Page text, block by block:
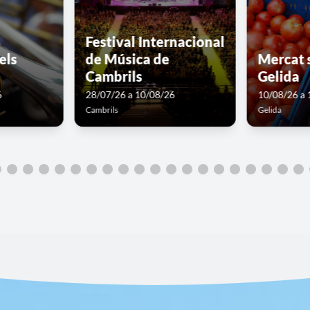
d'estiu
Visites Guiades als
monuments de
Cervera
08/08/26 a 08/08/26
Cervera
d'Aro a
d'Aro
20/07/26 a
Santa Cristina